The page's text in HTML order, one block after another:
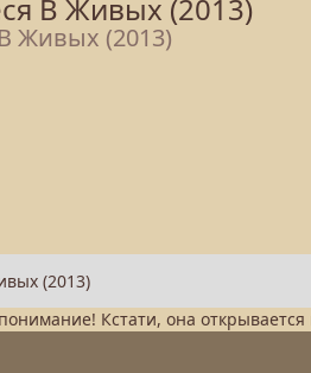
В Живых (2013)
Живых (2013)
Кстати, она